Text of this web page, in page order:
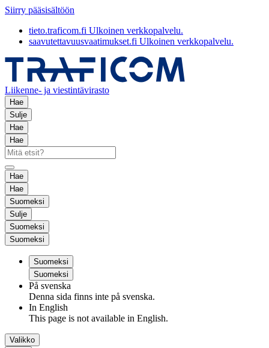
Siirry pääsisältöön
tieto.traficom.fi Ulkoinen verkkopalvelu.
saavutettavuusvaatimukset.fi Ulkoinen verkkopalvelu.
Liikenne- ja viestintävirasto
Hae
Sulje
Hae
Hae
Hae
Hae
Suomeksi
Sulje
Suomeksi
Suomeksi
Suomeksi
Suomeksi
På svenska
Denna sida finns inte på svenska.
In English
This page is not available in English.
Valikko